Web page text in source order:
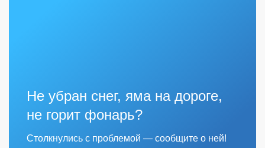
Не убран снег, яма на дороге,
не горит фонарь?
Столкнулись с проблемой — сообщите о ней!